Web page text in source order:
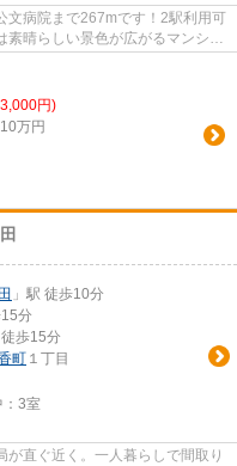
文病院まで267mです！2駅利用可
素晴らしい景色が広がるマンショ
円)
万円
」駅 徒歩10分
15分
徒歩15分
町 １丁目
3室
直ぐ近く。一人暮らしで間取り